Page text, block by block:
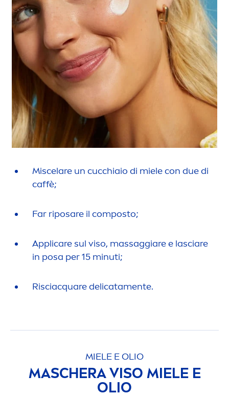
Miscelare un cucchiaio di miele con due di
caffè;
Far riposare il composto;
Applicaresul viso, massaggiare e lasciare
in posa per 15 minuti;
Risciacquare delicatamente.
MIELE E OLIO
MASCHERA VISO MIELE E
OLIO